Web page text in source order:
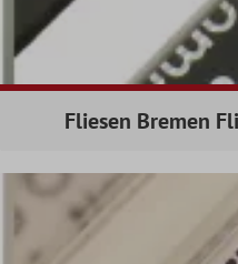
Fliesen Bremen